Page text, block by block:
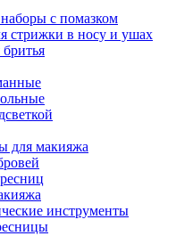
с помазком
стрижки в носу и ушах
для макияжа
инструменты